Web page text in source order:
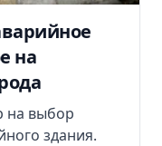
на
на выбор
здания.